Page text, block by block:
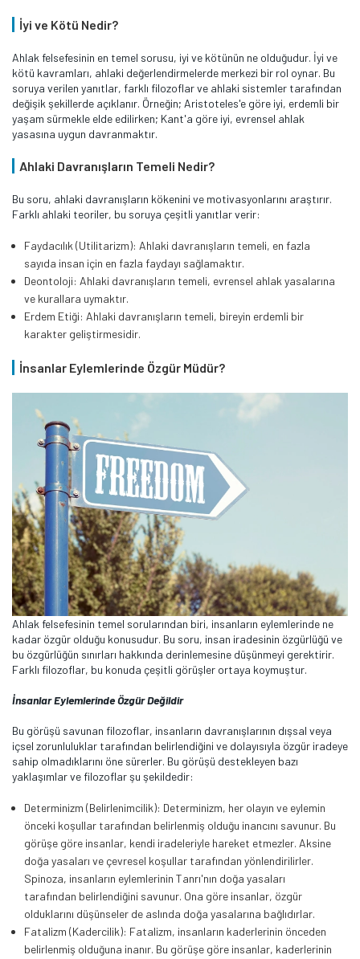
İyi ve Kötü Nedir?
Ahlak felsefesinin en temel sorusu, iyi ve kötünün ne olduğudur. İyi ve
kötü kavramları, ahlaki değerlendirmelerde merkezi bir rol oynar. Bu
soruya verilen yanıtlar, farklı filozoflar ve ahlaki sistemler tarafından
değişik şekillerde açıklanır. Örneğin; Aristoteles'e göre iyi, erdemli bir
yaşam sürmekle elde edilirken; Kant'a göre iyi, evrensel ahlak
yasasına uygun davranmaktır.
Ahlaki Davranışların Temeli Nedir?
Bu soru, ahlaki davranışların kökenini ve motivasyonlarını araştırır.
Farklı ahlaki teoriler, bu soruya çeşitli yanıtlar verir:
Faydacılık (Utilitarizm): Ahlaki davranışların temeli, en fazla
sayıda insan için en fazla faydayı sağlamaktır.
Deontoloji: Ahlaki davranışların temeli, evrensel ahlak yasalarına
ve kurallara uymaktır.
Erdem Etiği: Ahlaki davranışların temeli, bireyin erdemli bir
karakter geliştirmesidir.
İnsanlar Eylemlerinde Özgür Müdür?
Ahlak felsefesinin temel sorularından biri, insanların eylemlerinde ne
kadar özgür olduğu konusudur. Bu soru, insan iradesinin özgürlüğü ve
bu özgürlüğün sınırları hakkında derinlemesine düşünmeyi gerektirir.
Farklı filozoflar, bu konuda çeşitli görüşler ortaya koymuştur.
İnsanlar Eylemlerinde Özgür Değildir
Bu görüşü savunan filozoflar, insanların davranışlarının dışsal veya
içsel zorunluluklar tarafından belirlendiğini ve dolayısıyla özgür iradeye
sahip olmadıklarını öne sürerler. Bu görüşü destekleyen bazı
yaklaşımlar ve filozoflar şu şekildedir:
Determinizm (Belirlenimcilik): Determinizm, her olayın ve eylemin
önceki koşullar tarafından belirlenmiş olduğu inancını savunur. Bu
görüşe göre insanlar, kendi iradeleriyle hareket etmezler. Aksine
doğa yasaları ve çevresel koşullar tarafından yönlendirilirler.
Spinoza, insanların eylemlerinin Tanrı'nın doğa yasaları
tarafından belirlendiğini savunur. Ona göre insanlar, özgür
olduklarını düşünseler de aslında doğa yasalarına bağlıdırlar.
Fatalizm (Kadercilik): Fatalizm, insanların kaderlerinin önceden
belirlenmiş olduğuna inanır. Bu görüşe göre insanlar, kaderlerinin